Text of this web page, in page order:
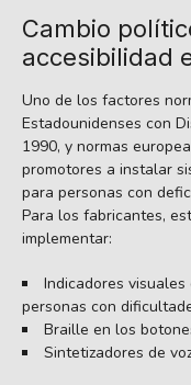
Cambio
accesibilidad
Uno de los factores
Estadounidenses con
1990, y normas
promotores a instalar
para personas con
Para los fabricantes,
implementar:
Indicadores
personas con
Braille en los
Sintetizadores de